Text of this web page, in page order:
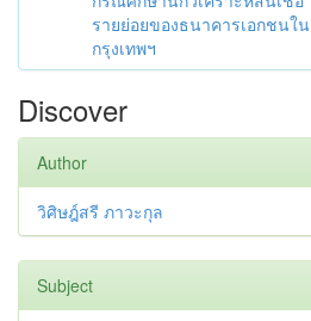
รายย่อยของธนาคารเอกชนใน
กรุงเทพฯ
Discover
Author
วิศิษฎ์สรี ภาวะกุล
Subject